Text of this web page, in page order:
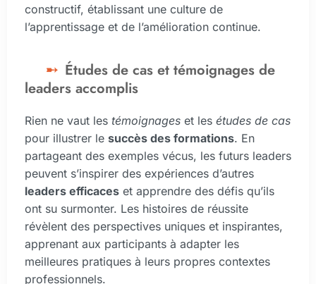
constructif, établissant une culture de
l’apprentissage et de l’amélioration continue.
Études de cas et témoignages de
leaders accomplis
Rien ne vaut les témoignages et les études de cas
pour illustrer le succès des formations. En
partageant des exemples vécus, les futurs leaders
peuvent s’inspirer des expériences d’autres
leaders efficaces et apprendre des défis qu’ils
ont su surmonter. Les histoires de réussite
révèlent des perspectives uniques et inspirantes,
apprenant aux participants à adapter les
meilleures pratiques à leurs propres contextes
professionnels.